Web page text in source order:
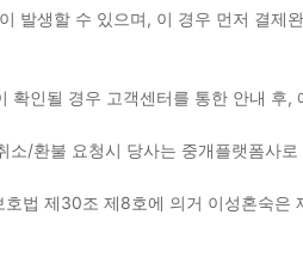
발생할 수 있으며, 이 경우 먼저 결제
확인될 경우 고객센터를 통한 안내 후,
/환불 요청시 당사는 중개플랫폼사
법 제30조 제8호에 의거 이성혼숙